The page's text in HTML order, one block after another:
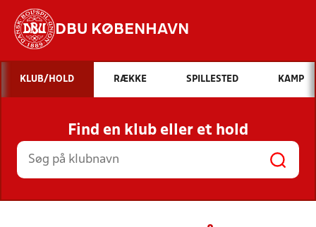
DBU KØBENHAVN
Hvad vil du søge efter?
INDHOLD OG NYHEDER
STILLINGER, RESULTATER, KLUBBER OG
HOLD
KLUB/HOLD RÆKKE SPILLESTED KAMP
Find en klub eller et hold